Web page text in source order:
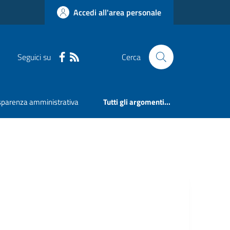
Accedi all'area personale
Seguici su Cerca
amministrativa Tutti gli argomenti...